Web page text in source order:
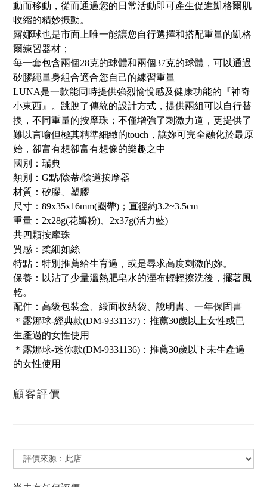
動而移動，從而通過您的日常活動即可產生促進凱格爾肌
收縮的精妙振動。
露娜球也是市面上唯一能讓您自行選擇和搭配重量的凱格
爾練習器材；
每一套包含兩個28克的球體和兩個37克的球體，可以通過
矽膠繩量身組合適合您自己的練習重量
LUNA是一款能同時提供強烈愉悅感及健康功能的『神奇
小東西』。跳脫了傳統的設計方式，提供兩組可以自行替
換，不同重量的按摩珠；不僅增強了刺激力道，更提供了
難以言喻但極其精準細緻的touch，讓妳可完全融化於最原
始，卻富有想卻富有想像的樂趣之中
國別：瑞典
類別：G點/陰蒂/陰道按摩器
材質：矽膠、塑膠
尺寸：89x35x16mm(圈帶)；直徑約3.2~3.5cm
重量：2x28g(花瓣粉)、2x37g(活力藍)
共四顆按摩珠
質感：柔細如絲
特點：特別推薦給生育過，或是尋求高度刺激的妳。
保養：以沾了少量溫熱肥皂水的溼布輕輕擦洗後，擺著風
乾。
配件：高級包裝盒、緞面收納袋、說明書、一年保固書
＊露娜球-經典款(DM-9331137)：推薦30歲以上女性或已
生產過的女性使用
＊露娜球-迷你款(DM-9331136)：推薦30歲以下未生產過
的女性使用
顧客評價